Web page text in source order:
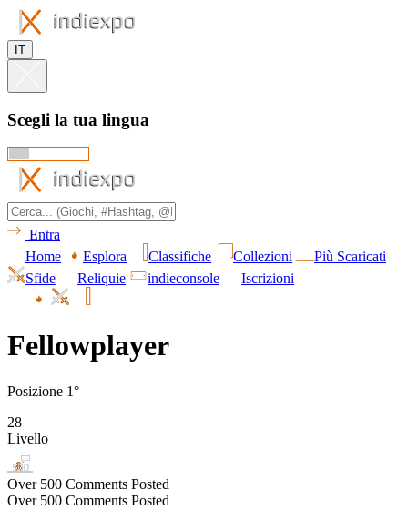
IT
Scegli la tua lingua
Entra
Home
Esplora Classifiche Collezioni
Più Scaricati
Sfide
Reliquie indieconsole Iscrizioni
Fellowplayer
Posizione 1°
28
Livello
Over 500 Comments Posted
Over 500 Comments Posted